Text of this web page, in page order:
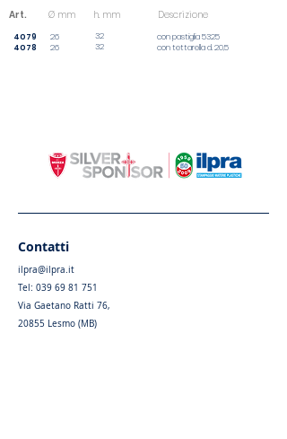
Art.
4079
4078
Ø mm h. mm Descrizione
26
26
32
32
con pastiglia 5325
con tettarella d. 20,5
Contatti
ilpra@ilpra.it
Tel: 039 69 81 751
Via Gaetano Ratti 76,
20855 Lesmo (MB)